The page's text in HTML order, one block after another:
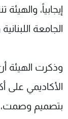
إيجابياً،
الجامعة
وذكرت الهيئة
الأكاديمي على
بتصميم وصمت،